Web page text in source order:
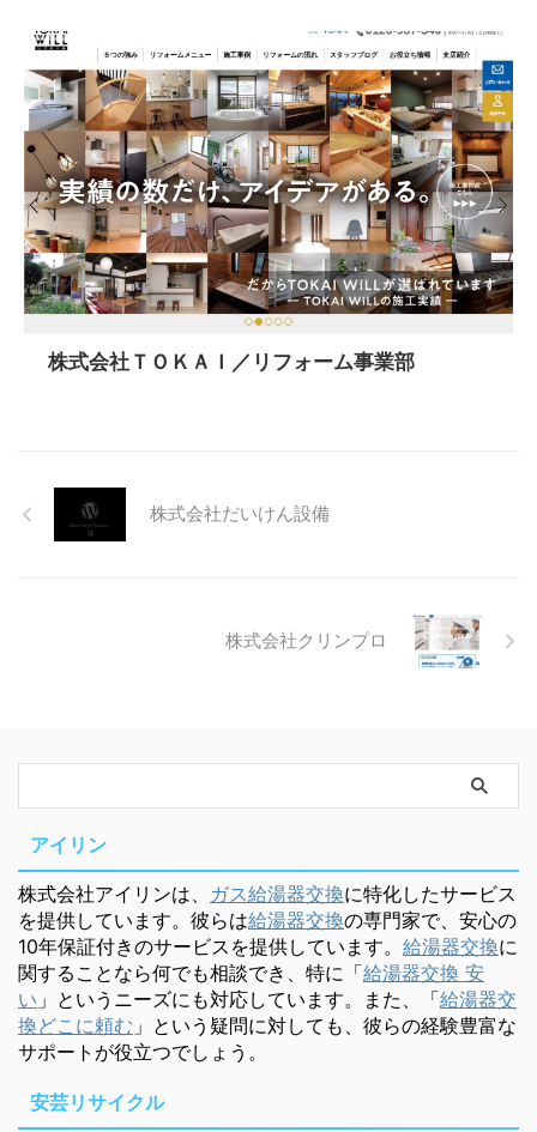
株式会社ＴＯＫＡＩ／リフォーム事業部
株式会社だいけん設備
株式会社クリンプロ
アイリン
株式会社アイリンは、 ガス給湯器交換に特化したサービス
を提供しています。彼らは給湯器交換の専門家で、安心の
10年保証付きのサービスを提供しています。 給湯器交換に
関することなら何でも相談でき、特に「給湯器交換 安
い 」というニーズにも対応しています。また、「給湯器交
換どこに頼む 」という疑問に対しても、彼らの経験豊富な
サポートが役立つでしょう。
安芸リサイクル